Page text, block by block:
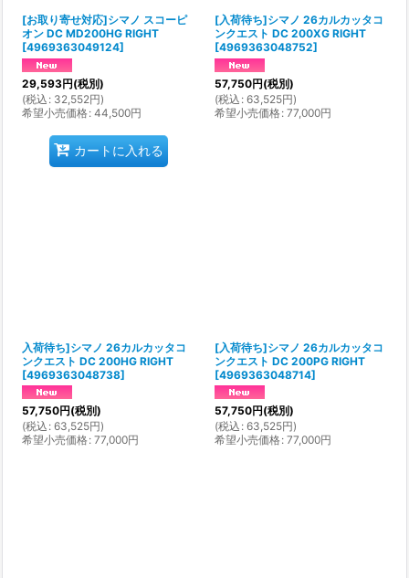
[お取り寄せ対応]シマノ スコーピ
オン DC MD200HG RIGHT
[4969363049124]
29,593円(税別)
(税込 : 32,552円)
希望小売価格: 44,500円
カートに入れる
[入荷待ち]シマノ 26カルカッタコ
ンクエスト DC 200XG RIGHT
[4969363048752]
57,750円(税別)
(税込 : 63,525円)
希望小売価格: 77,000円
入荷待ち]シマノ 26カルカッタコ
ンクエスト DC 200HG RIGHT
[4969363048738]
57,750円(税別)
(税込 : 63,525円)
希望小売価格: 77,000円
[入荷待ち]シマノ 26カルカッタコ
ンクエスト DC 200PG RIGHT
[4969363048714]
57,750円(税別)
(税込 : 63,525円)
希望小売価格: 77,000円